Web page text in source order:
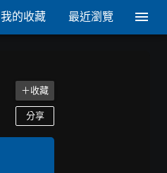
我的收藏 最近瀏覽
＋收藏
分享